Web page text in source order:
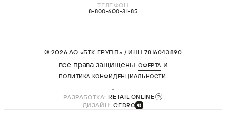
ТЕЛЕФОН
8-800-600-31-85
© 2026 АО «БТК ГРУПП» / ИНН 7816043890
все права защищены.ОФЕРТА и
ПОЛИТИКА КОНФИДЕНЦИАЛЬНОСТИ
РАЗРАБОТКА: RETAIL ONLINE
ДИЗАЙН:CEDRO